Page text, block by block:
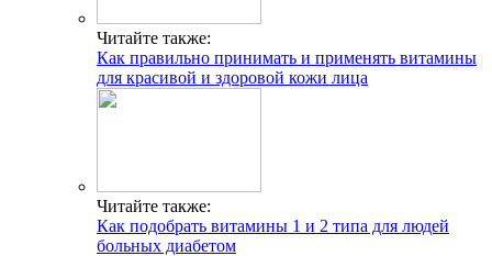
Читайте также:
Как правильно принимать и применять витамины
для красивой и здоровой кожи лица
Читайте также:
Как подобрать витамины 1 и 2 типа для людей
больных диабетом